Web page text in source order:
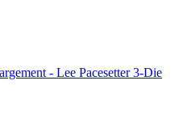
- Lee Pacesetter 3-Die